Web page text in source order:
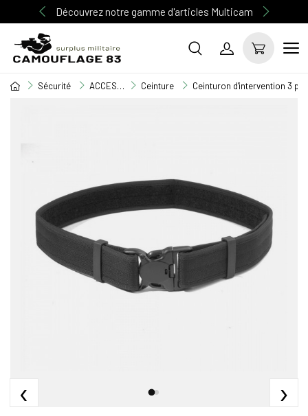
Découvrez notre gamme d'articles Multicam
Sécurité ACCESSOIRE SECURITE Ceinture Ceinturon d'intervention 3
‹ ›